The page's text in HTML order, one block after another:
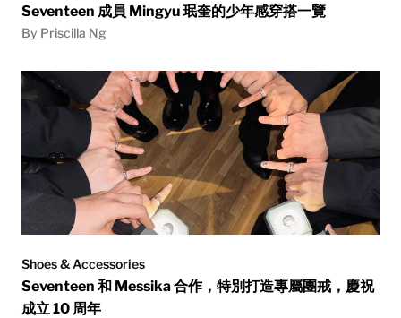
Seventeen 成員 Mingyu 珉奎的少年感穿搭一覽
By Priscilla Ng
Shoes & Accessories
Seventeen 和 Messika 合作，特別打造專屬團戒，慶祝
成立 10 周年